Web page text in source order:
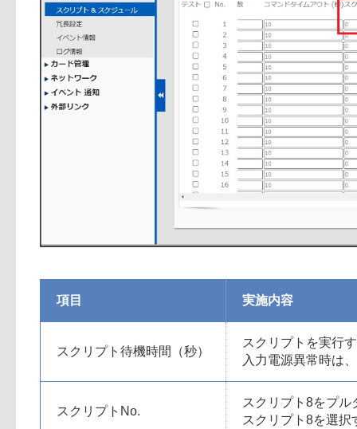
項目 実施内容
スクリプト待機時間（秒）
スクリプトを実行
入力電源異常時は
スクリプトNo.
スクリプト8をプル
スクリプト8を選